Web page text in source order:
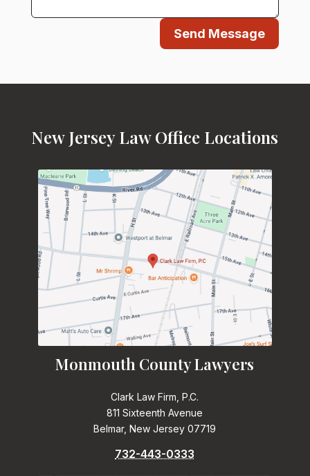
Send Message
New Jersey Law Office Locations
Monmouth County Lawyers
Clark Law Firm, P.C.
811 Sixteenth Avenue
Belmar, New Jersey 07719
732-443-0333